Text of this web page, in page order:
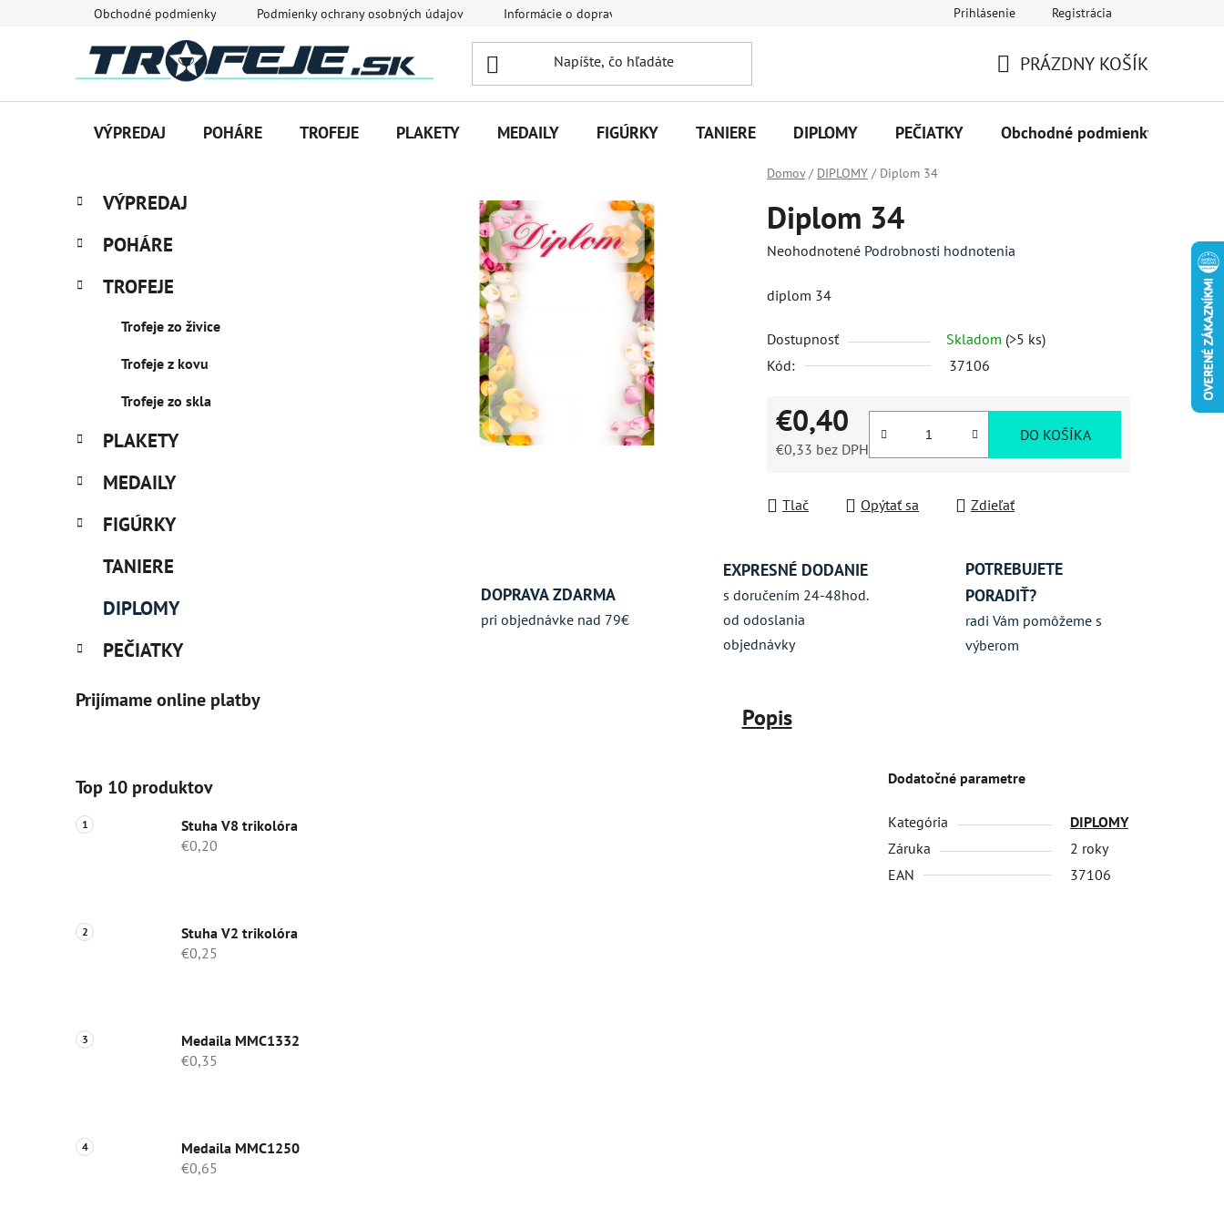
Obchodné podmienky Podmienky ochrany osobných údajov Informácie o doprave Prihlásenie Registrácia
KOŠÍK
PRÁZDNY KOŠÍK
VÝPREDAJ POHÁRE TROFEJE PLAKETY MEDAILY FIGÚRKY TANIERE DIPLOMY PEČIATKY Obchodné podmienky
Domov / DIPLOMY / Diplom 34
B
č
ý
Preskočiť
kategórie
K
a
e
ó
VÝPREDAJ
POHÁRE
TROFEJE
Trofeje zo živice
Trofeje z kovu
Trofeje zo skla
PLAKETY
MEDAILY
FIGÚRKY
TANIERE
DIPLOMY
PEČIATKY
Prijímame online platby
Top 10 produktov
Stuha V8 trikolóra
€0,20
Stuha V2 trikolóra
€0,25
Medaila MMC1332
€0,35
Medaila MMC1250
€0,65
Diplom 34
Priemerné
produktu
0,0
z
hviezdičiek.
Neohodnotené Podrobnosti hodnotenia
diplom 34
Dostupnosť Skladom (>5 ks)
Kód:
37106
€0,40
€0,33 bez DPH
DO KOŠÍKA
Tlač Opýtať sa Zdieľať
DOPRAVA ZDARMA
pri objednávke nad 79€
EXPRESNÉ DODANIE
s doručením 24-48hod.
od odoslania
objednávky
POTREBUJETE
PORADIŤ?
radi Vám pomôžeme s
výberom
Popis
Dodatočné parametre
Kategória
DIPLOMY
Záruka
2 roky
EAN
37106